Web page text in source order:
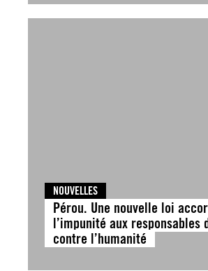
NOUVELLES
Pérou. Une nouvelle loi
l’impunité aux responsables
contre l’humanité